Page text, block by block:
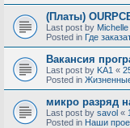
(Платы)
Last post by Michelle
Posted in Где
Вакансия
Last post by KA1 «
Posted in
микро разряд
Last post by savol «
Posted in Наши